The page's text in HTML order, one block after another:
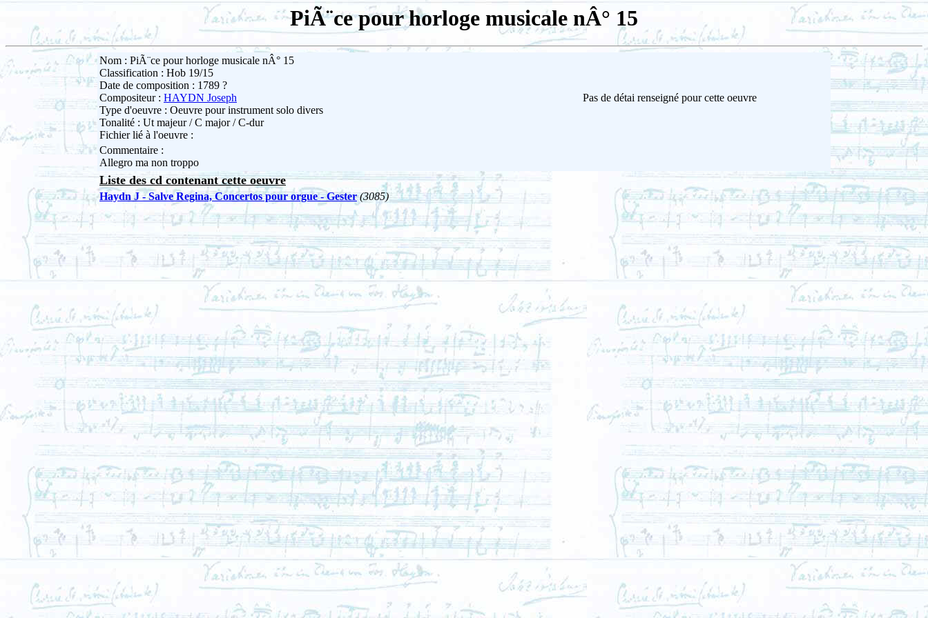
PiÃ¨ce pour horloge musicale nÂ° 15
Nom : PiÃ¨ce pour horloge musicale nÂ° 15
Classification : Hob 19/15
Date de composition : 1789 ?
Compositeur : HAYDN Joseph
Type d'oeuvre : Oeuvre pour instrument solo divers
Tonalité : Ut majeur / C major / C-dur
Fichier lié à l'oeuvre :
Pas de détai renseigné pour cette oeuvre
Commentaire :
Allegro ma non troppo
Liste des cd contenant cette oeuvre
Haydn J - Salve Regina, Concertos pour orgue - Gester (3085)